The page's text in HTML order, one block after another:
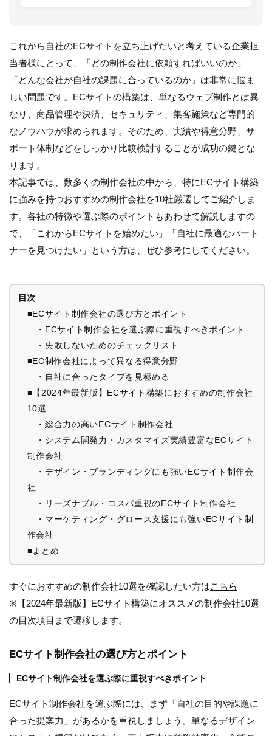
これから自社のECサイトを立ち上げたいと考えている企業担
当者様にとって、「どの制作会社に依頼すればいいのか」
「どんな会社が自社の課題に合っているのか」は非常に悩ま
しい問題です。ECサイトの構築は、単なるウェブ制作とは異
なり、商品管理や決済、セキュリティ、集客施策など専門的
なノウハウが求められます。そのため、実績や得意分野、サ
ポート体制などをしっかり比較検討することが成功の鍵とな
ります。
本記事では、数多くの制作会社の中から、特にECサイト構築
に強みを持つおすすめの制作会社を10社厳選してご紹介しま
す。各社の特徴や選ぶ際のポイントもあわせて解説しますの
で、「これからECサイトを始めたい」「自社に最適なパート
ナーを見つけたい」という方は、ぜひ参考にしてください。
目次
■ECサイト制作会社の選び方とポイント
・ECサイト制作会社を選ぶ際に重視すべきポイント
・失敗しないためのチェックリスト
■EC制作会社によって異なる得意分野
・自社に合ったタイプを見極める
■【2024年最新版】ECサイト構築におすすめの制作会社
10選
・総合力の高いECサイト制作会社
・システム開発力・カスタマイズ実績豊富なECサイト
制作会社
・デザイン・ブランディングにも強いECサイト制作会
社
・リーズナブル・コスパ重視のECサイト制作会社
・マーケティング・グロース支援にも強いECサイト制
作会社
■まとめ
すぐにおすすめの制作会社10選を確認したい方はこちら
※【2024年最新版】ECサイト構築にオススメの制作会社10選
の目次項目まで遷移します。
ECサイト制作会社の選び方とポイント
ECサイト制作会社を選ぶ際に重視すべきポイント
ECサイト制作会社を選ぶ際には、まず「自社の目的や課題に
合った提案力」があるかを重視しましょう。単なるデザイン